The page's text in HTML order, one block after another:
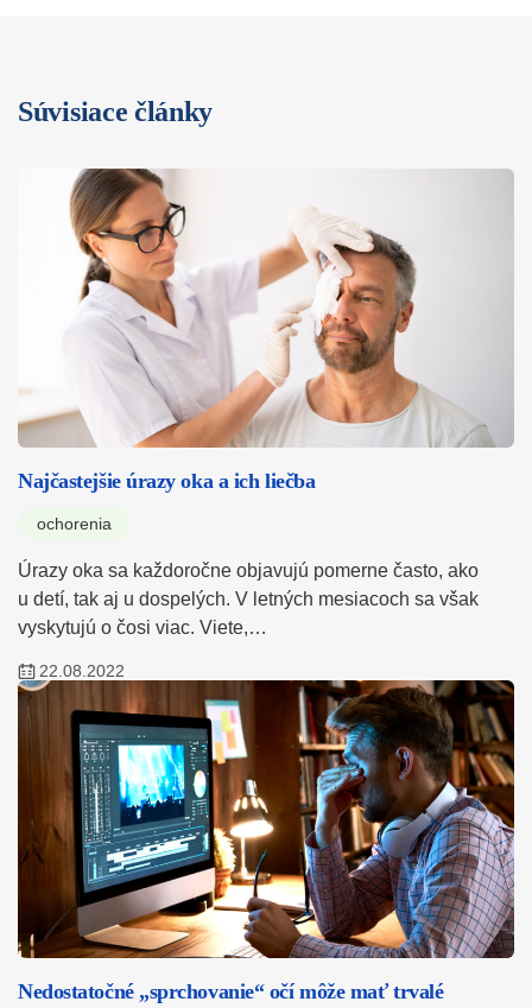
Súvisiace články
Najčastejšie úrazy oka a ich liečba
ochorenia
Úrazy oka sa každoročne objavujú pomerne často, ako
u detí, tak aj u dospelých. V letných mesiacoch sa však
vyskytujú o čosi viac. Viete,…
22.08.2022
Nedostatočné „sprchovanie“ očí môže mať trvalé